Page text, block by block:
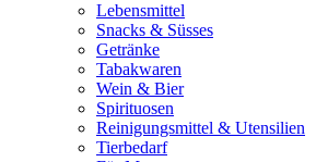
Lebensmittel
Snacks & Süsses
Getränke
Tabakwaren
Wein & Bier
Spirituosen
Reinigungsmittel & Utensilien
Tierbedarf